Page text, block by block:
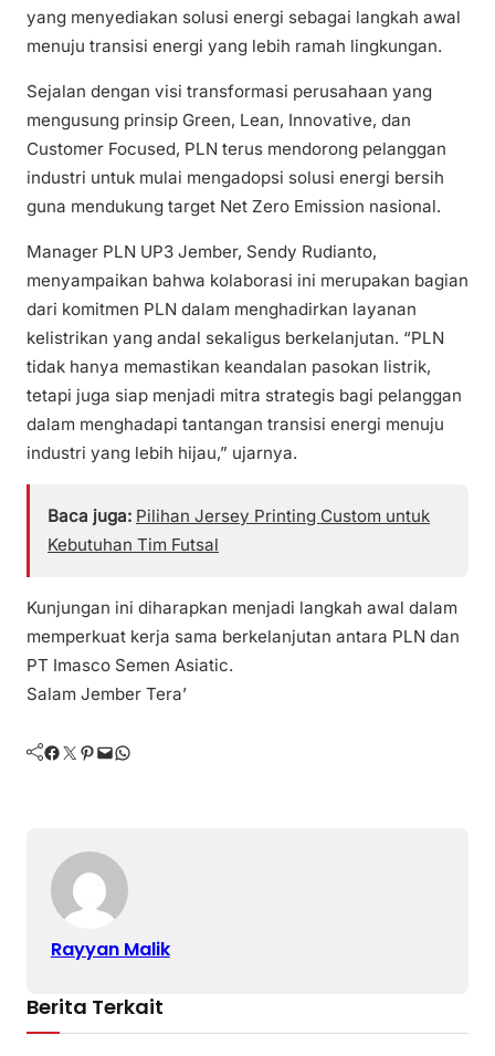
yang menyediakan solusi energi sebagai langkah awal
menuju transisi energi yang lebih ramah lingkungan.
Sejalan dengan visi transformasi perusahaan yang
mengusung prinsip Green, Lean, Innovative, dan
Customer Focused, PLN terus mendorong pelanggan
industri untuk mulai mengadopsi solusi energi bersih
guna mendukung target Net Zero Emission nasional.
Manager PLN UP3 Jember, Sendy Rudianto,
menyampaikan bahwa kolaborasi ini merupakan bagian
dari komitmen PLN dalam menghadirkan layanan
kelistrikan yang andal sekaligus berkelanjutan. “PLN
tidak hanya memastikan keandalan pasokan listrik,
tetapi juga siap menjadi mitra strategis bagi pelanggan
dalam menghadapi tantangan transisi energi menuju
industri yang lebih hijau,” ujarnya.
Baca juga: Pilihan Jersey Printing Custom untuk
Kebutuhan Tim Futsal
Kunjungan ini diharapkan menjadi langkah awal dalam
memperkuat kerja sama berkelanjutan antara PLN dan
PT Imasco Semen Asiatic.
Salam Jember Tera’
Facebook Twitter Pinterest Mail WhatsApp
Rayyan Malik
Berita Terkait